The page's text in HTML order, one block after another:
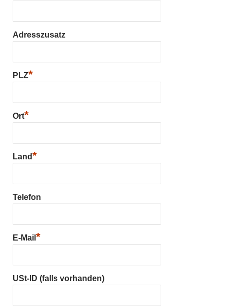
Adresszusatz
PLZ*
Ort*
Land*
Telefon
E-Mail *
USt-ID (falls vorhanden)